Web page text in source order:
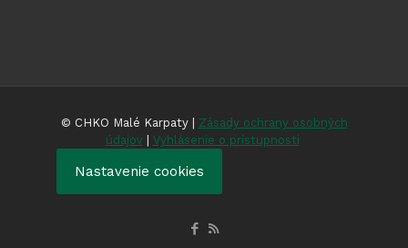
© CHKO Malé Karpaty | Zásady ochrany osobných
údajov| Vyhlásenie o prístupnosti
Nastavenie cookies